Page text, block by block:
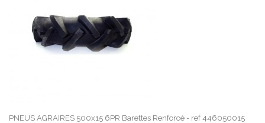
PNEUS AGRAIRES 500x15 6PR Barettes Renforcé - ref 446050015